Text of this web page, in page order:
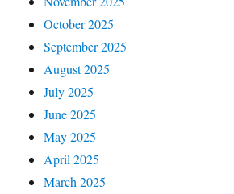
October 2025
September 2025
August 2025
July 2025
June 2025
May 2025
April 2025
March 2025